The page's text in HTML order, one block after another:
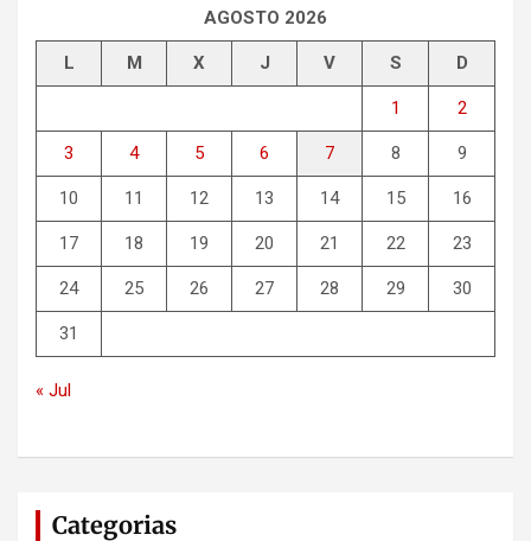
AGOSTO 2026
L M X J V S D
1 2
3 4 5 6 7 8 9
10 11 12 13 14 15 16
17 18 19 20 21 22 23
24 25 26 27 28 29 30
31
« Jul
Categorias